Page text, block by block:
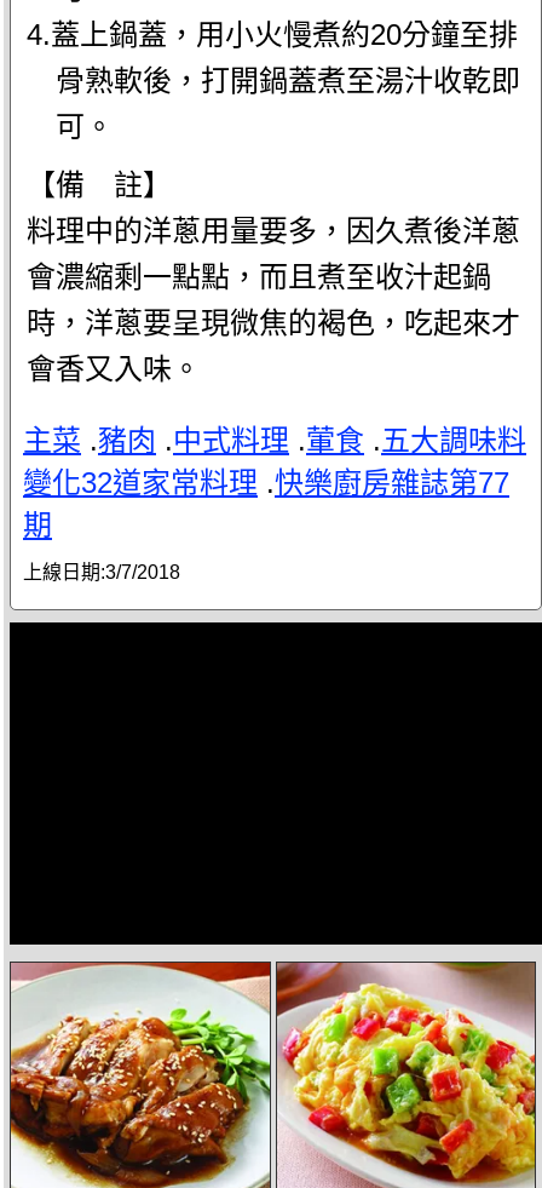
4.蓋上鍋蓋，用小火慢煮約20分鐘至排
骨熟軟後，打開鍋蓋煮至湯汁收乾即
可。
【備 註】
料理中的洋蔥用量要多，因久煮後洋蔥
會濃縮剩一點點，而且煮至收汁起鍋
時，洋蔥要呈現微焦的褐色，吃起來才
會香又入味。
主菜 .豬肉 .中式料理 .葷食 .五大調味料
變化32道家常料理 .快樂廚房雜誌第77
期
上線日期:3/7/2018